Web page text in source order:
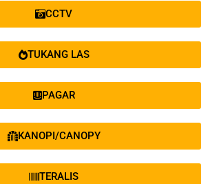
CCTV
TUKANG LAS
PAGAR
KANOPI/CANOPY
TERALIS